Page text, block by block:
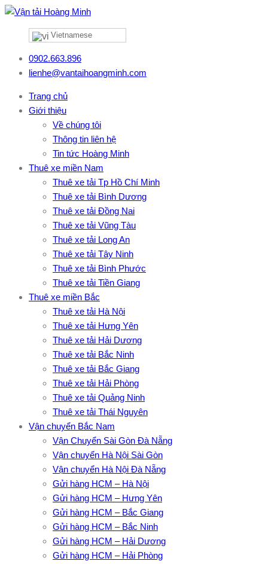
Vietnamese
0902.663.896
lienhe@vantaihoangminh.com
Trang chủ
Giới thiệu
Về chúng tôi
Thông tin liên hệ
Tin tức Hoàng Minh
Thuê xe miền Nam
Thuê xe tải Tp Hồ Chí Minh
Thuê xe tải Bình Dương
Thuê xe tải Đồng Nai
Thuê xe tải Vũng Tàu
Thuê xe tải Long An
Thuê xe tải Tây Ninh
Thuê xe tải Bình Phước
Thuê xe tải Tiền Giang
Thuê xe miền Bắc
Thuê xe tải Hà Nội
Thuê xe tải Hưng Yên
Thuê xe tải Hải Dương
Thuê xe tải Bắc Ninh
Thuê xe tải Bắc Giang
Thuê xe tải Hải Phòng
Thuê xe tải Quảng Ninh
Thuê xe tải Thái Nguyên
Vận chuyển Bắc Nam
Vận Chuyển Sài Gòn Đà Nẵng
Vận chuyển Hà Nội Sài Gòn
Vận chuyển Hà Nội Đà Nẵng
Gửi hàng HCM – Hà Nội
Gửi hàng HCM – Hưng Yên
Gửi hàng HCM – Bắc Giang
Gửi hàng HCM – Bắc Ninh
Gửi hàng HCM – Hải Dương
Gửi hàng HCM – Hải Phòng